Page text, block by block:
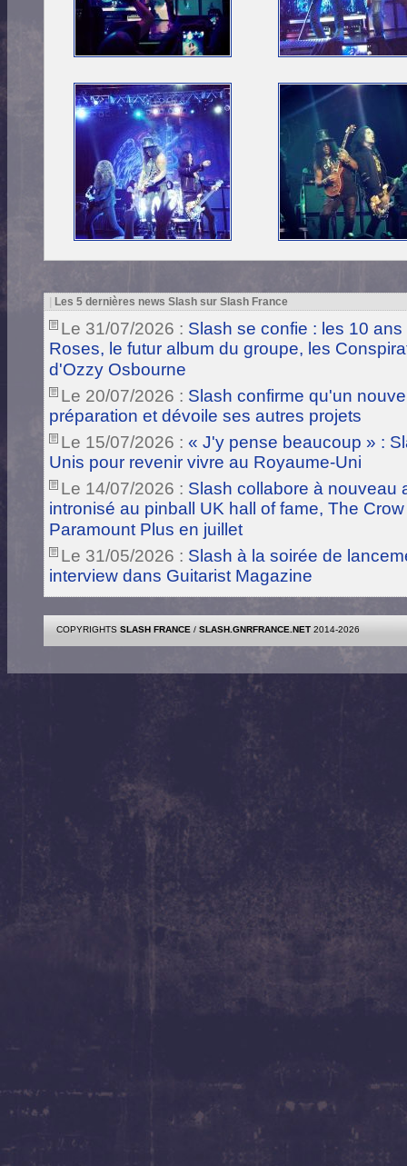
Les 5 dernières news Slash sur Slash France
Le 31/07/2026 : Slash se confie : les 10
Roses, le futur album du groupe, les
d'Ozzy Osbourne
Le 20/07/2026 : Slash confirme qu'un
préparation et dévoile ses autres projets
Le 15/07/2026 : « J'y pense beaucoup » :
Unis pour revenir vivre au Royaume-Uni
Le 14/07/2026 : Slash collabore à nouveau
intronisé au pinball UK hall of fame, The
Paramount Plus en juillet
Le 31/05/2026 : Slash à la soirée de
interview dans Guitarist Magazine
COPYRIGHTS SLASH FRANCE / SLASH.GNRFRANCE.NET 2014-2026